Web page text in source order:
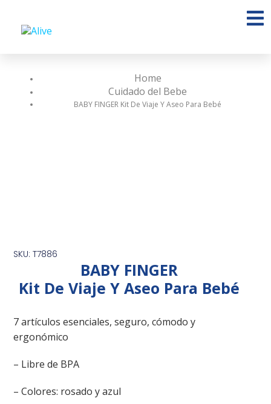
Home
Cuidado del Bebe
BABY FINGER Kit De Viaje Y Aseo Para Bebé
SKU: T7886
BABY FINGER
Kit De Viaje Y Aseo Para Bebé
7 artículos esenciales, seguro, cómodo y
ergonómico
– Libre de BPA
– Colores: rosado y azul